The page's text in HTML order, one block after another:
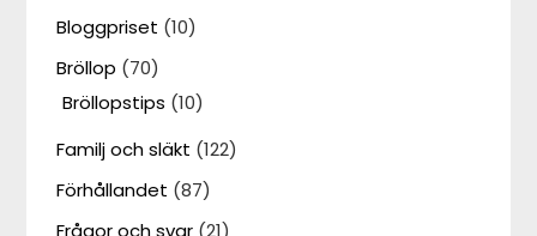
Bloggpriset (10)
Bröllop (70)
Bröllopstips (10)
Familj och släkt (122)
Förhållandet (87)
Frågor och svar (21)